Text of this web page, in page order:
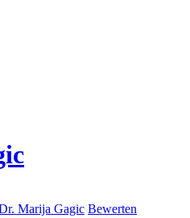
Marija Gagic Bewerten